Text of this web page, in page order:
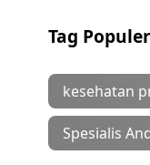
Tag Populer
kesehatan
Spesialis